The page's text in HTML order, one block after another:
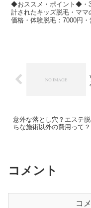
◆おススメ・ポイント◆・
計されたキッズ脱毛・マ
価格・体験脱毛：7000円
意外な落とし穴？エステ
ちな施術以外の費用って？
コメント
コ